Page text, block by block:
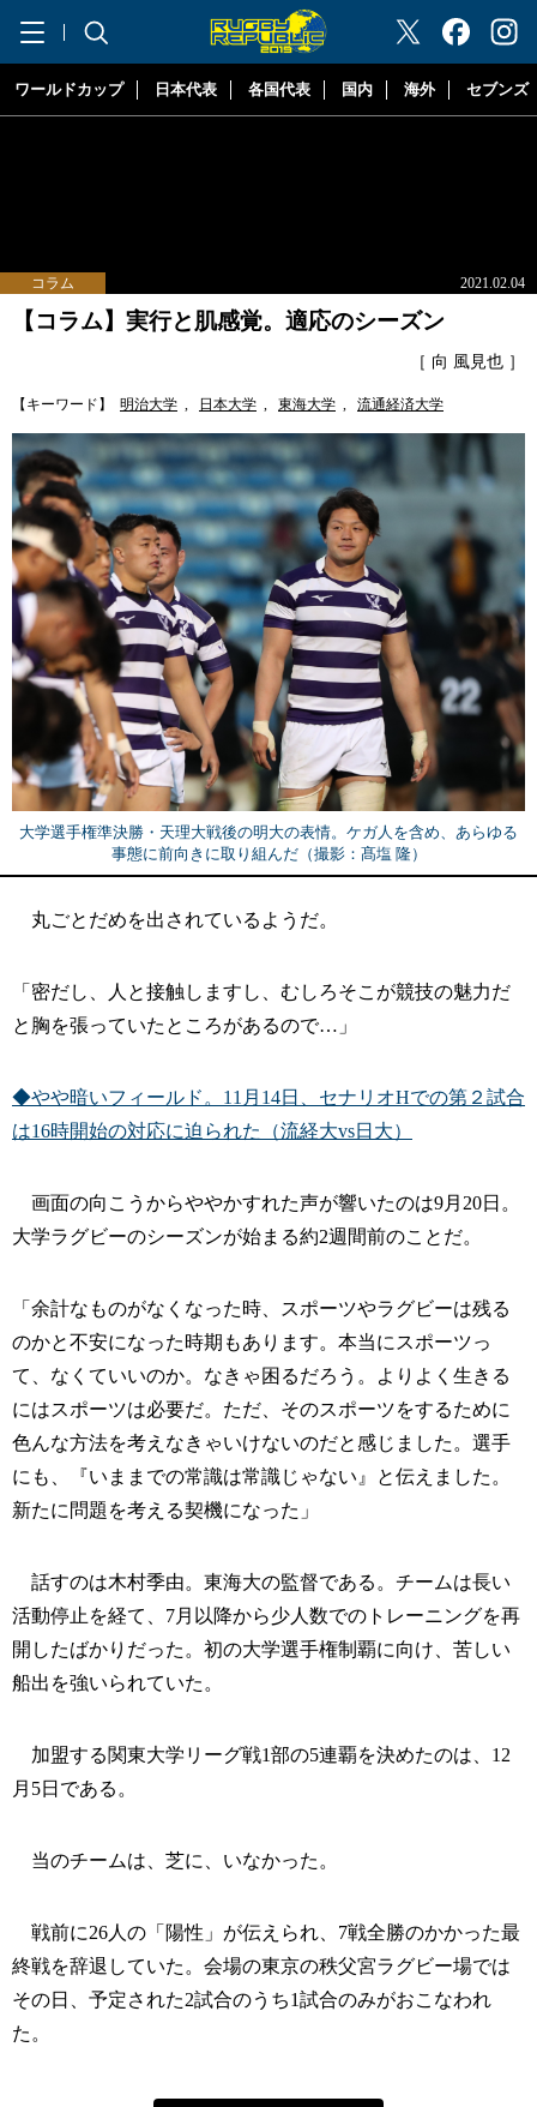
"ラグビーリパブリック"
ワールドカップ 日本代表 各国代表 国内 海外 セブンズ
コラム 2021.02.04
【コラム】実行と肌感覚。適応のシーズン
［ 向 風見也 ］
【キーワード】 明治大学 , 日本大学 , 東海大学 , 流通経済大学
大学選手権準決勝・天理大戦後の明大の表情。ケガ人を含め、あらゆる
事態に前向きに取り組んだ（撮影：髙塩 隆）
丸ごとだめを出されているようだ。
「密だし、人と接触しますし、むしろそこが競技の魅力だ
と胸を張っていたところがあるので…」
◆やや暗いフィールド。11月14日、セナリオHでの第２試合
は16時開始の対応に迫られた（流経大vs日大）
画面の向こうからややかすれた声が響いたのは9月20日。
大学ラグビーのシーズンが始まる約2週間前のことだ。
「余計なものがなくなった時、スポーツやラグビーは残る
のかと不安になった時期もあります。本当にスポーツっ
て、なくていいのか。なきゃ困るだろう。よりよく生きる
にはスポーツは必要だ。ただ、そのスポーツをするために
色んな方法を考えなきゃいけないのだと感じました。選手
にも、『いままでの常識は常識じゃない』と伝えました。
新たに問題を考える契機になった」
話すのは木村季由。東海大の監督である。チームは長い
活動停止を経て、7月以降から少人数でのトレーニングを再
開したばかりだった。初の大学選手権制覇に向け、苦しい
船出を強いられていた。
加盟する関東大学リーグ戦1部の5連覇を決めたのは、12
月5日である。
当のチームは、芝に、いなかった。
戦前に26人の「陽性」が伝えられ、7戦全勝のかかった最
終戦を辞退していた。会場の東京の秩父宮ラグビー場では
その日、予定された2試合のうち1試合のみがおこなわれ
た。